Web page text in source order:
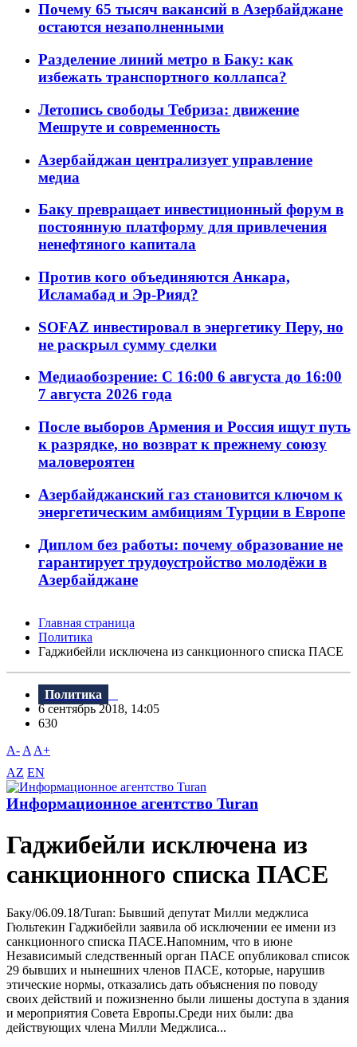
Почему 65 тысяч вакансий в Азербайджане
остаются незаполненными
Разделение линий метро в Баку: как
избежать транспортного коллапса?
Летопись свободы Тебриза: движение
Мешруте и современность
Азербайджан централизует управление
медиа
Баку превращает инвестиционный форум в
постоянную платформу для привлечения
ненефтяного капитала
Против кого объединяются Анкара,
Исламабад и Эр-Рияд?
SOFAZ инвестировал в энергетику Перу, но
не раскрыл сумму сделки
Медиаобозрение: С 16:00 6 августа до 16:00
7 августа 2026 года
После выборов Армения и Россия ищут путь
к разрядке, но возврат к прежнему союзу
маловероятен
Азербайджанский газ становится ключом к
энергетическим амбициям Турции в Европе
Диплом без работы: почему образование не
гарантирует трудоустройство молодёжи в
Азербайджане
Главная страница
Политика
Гаджибейли исключена из санкционного списка ПАСЕ
Политика
6 сентябрь 2018, 14:05
630
A- A A+
AZ EN
Информационное агентство Turan
Гаджибейли исключена из
санкционного списка ПАСЕ
Баку/06.09.18/Turan: Бывший депутат Милли меджлиса
Гюльтекин Гаджибейли заявила об исключении ее имени из
санкционного списка ПАСЕ.Напомним, что в июне
Независимый следственный орган ПАСЕ опубликовал список
29 бывших и нынешних членов ПАСЕ, которые, нарушив
этические нормы, отказались дать объяснения по поводу
своих действий и пожизненно были лишены доступа в здания
и мероприятия Совета Европы.Среди них были: два
действующих члена Милли Меджлиса...